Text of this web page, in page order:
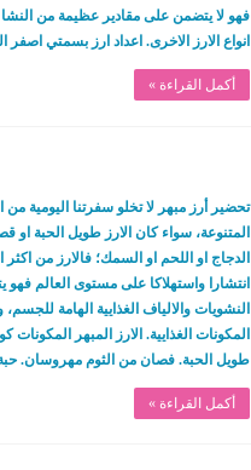
فهو لا يتضمن على مقادير عظيمة من
انواع الارز الاخرى. اعداد ارز بسمتي
أكمل القراءة »
تحضير أرز مبهر لا تخلو سفرتنا اليومية من
المتنوعة، سواء كان الارز طويل الحبة او
الدجاج او اللحم او السمك؛ فالارز من اكثر
انتشارا واستهلاكا على مستوى العالم
النشويات والالياف الغذايية الهامة
المكونات الغذايية. الارز المبهر المكونات
طويل الحبة. فصان من الثوم مهروسان.
أكمل القراءة »